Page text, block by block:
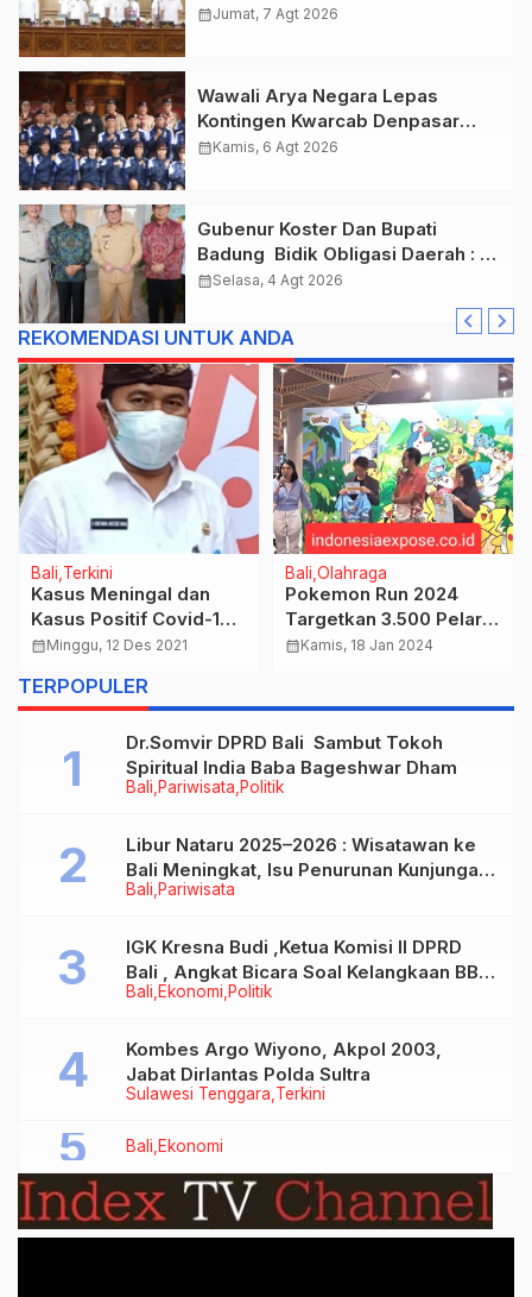
Anggaran Tembus Lebih Dari
calendar_monthJumat, 7 Agt 2026
Wawali Arya Negara Lepas
Kontingen Kwarcab Denpasar
Menuju Jambore Nasional XII
calendar_monthKamis, 6 Agt 2026
Gubenur Koster Dan Bupati
Badung Bidik Obligasi Daerah :
Gaspol Bangun Infrastruktur
calendar_monthSelasa, 4 Agt 2026
REKOMENDASI UNTUK ANDA
Bali Terkini
Kasus Meningal dan
Kasus Positif Covid-19
Nihil, Kasus Sembuh
Denpasar Bertambah 1
Orang
calendar_monthMinggu, 12 Des 2021
Bali Olahraga
Pokemon Run 2024
Targetkan 3.500 Pelari
Keluarga & Perorangan
calendar_monthKamis, 18 Jan 2024
TERPOPULER
Bali Pariwisata Politik
Dr.Somvir DPRD Bali Sambut Tokoh
Spiritual India Baba Bageshwar Dham
Bali Pariwisata
Libur Nataru 2025–2026 : Wisatawan ke
Bali Meningkat, Isu Penurunan Kunjungan
Tidak Benar
Bali Ekonomi Politik
IGK Kresna Budi ,Ketua Komisi II DPRD
Bali , Angkat Bicara Soal Kelangkaan BBM
Bersubsidi Jenis Solar
Sulawesi Tenggara Terkini
Kombes Argo Wiyono, Akpol 2003,
Jabat Dirlantas Polda Sultra
Bali Ekonomi